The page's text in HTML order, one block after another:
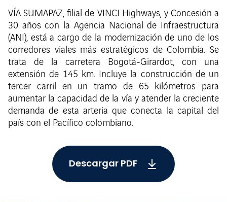
VÍA SUMAPAZ, filial de VINCI Highways, y Concesión a
30 años con la Agencia Nacional de Infraestructura
(ANI), está a cargo de la modernización de uno de los
corredores viales más estratégicos de Colombia. Se
trata de la carretera Bogotá-Girardot, con una
extensión de 145 km. Incluye la construcción de un
tercer carril en un tramo de 65 kilómetros para
aumentar la capacidad de la vía y atender la creciente
demanda de esta arteria que conecta la capital del
país con el Pacífico colombiano.
Descargar PDF